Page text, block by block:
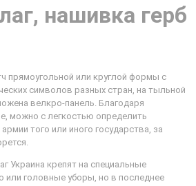
нашивка герб
прямоугольной или круглой формы с
символов разных стран, на тыльной
велкро-панель. Благодаря
можно с легкостью определить
того или иного государства, за
Украина крепят на специальные
или головные уборы, но в последнее